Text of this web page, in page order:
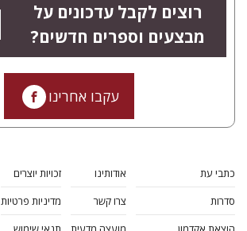
רוצים לקבל עדכונים על
מבצעים וספרים חדשים?
עקבו אחרינו
כתבי עת
סדרות
אודותינו
צרו קשר
זכויות יוצרים
מדיניות פרטיות